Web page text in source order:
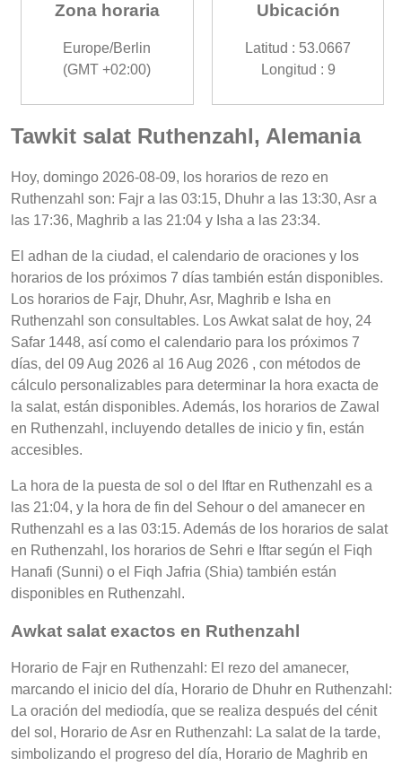
Zona horaria
Europe/Berlin
(GMT +02:00)
Ubicación
Latitud : 53.0667
Longitud : 9
Tawkit salat Ruthenzahl, Alemania
Hoy, domingo 2026-08-09, los horarios de rezo en
Ruthenzahl son: Fajr a las 03:15, Dhuhr a las 13:30, Asr a
las 17:36, Maghrib a las 21:04 y Isha a las 23:34.
El adhan de la ciudad, el calendario de oraciones y los
horarios de los próximos 7 días también están disponibles.
Los horarios de Fajr, Dhuhr, Asr, Maghrib e Isha en
Ruthenzahl son consultables. Los Awkat salat de hoy, 24
Safar 1448, así como el calendario para los próximos 7
días, del 09 Aug 2026 al 16 Aug 2026 , con métodos de
cálculo personalizables para determinar la hora exacta de
la salat, están disponibles. Además, los horarios de Zawal
en Ruthenzahl, incluyendo detalles de inicio y fin, están
accesibles.
La hora de la puesta de sol o del Iftar en Ruthenzahl es a
las 21:04, y la hora de fin del Sehour o del amanecer en
Ruthenzahl es a las 03:15. Además de los horarios de salat
en Ruthenzahl, los horarios de Sehri e Iftar según el Fiqh
Hanafi (Sunni) o el Fiqh Jafria (Shia) también están
disponibles en Ruthenzahl.
Awkat salat exactos en Ruthenzahl
Horario de Fajr en Ruthenzahl: El rezo del amanecer,
marcando el inicio del día, Horario de Dhuhr en Ruthenzahl:
La oración del mediodía, que se realiza después del cénit
del sol, Horario de Asr en Ruthenzahl: La salat de la tarde,
simbolizando el progreso del día, Horario de Maghrib en